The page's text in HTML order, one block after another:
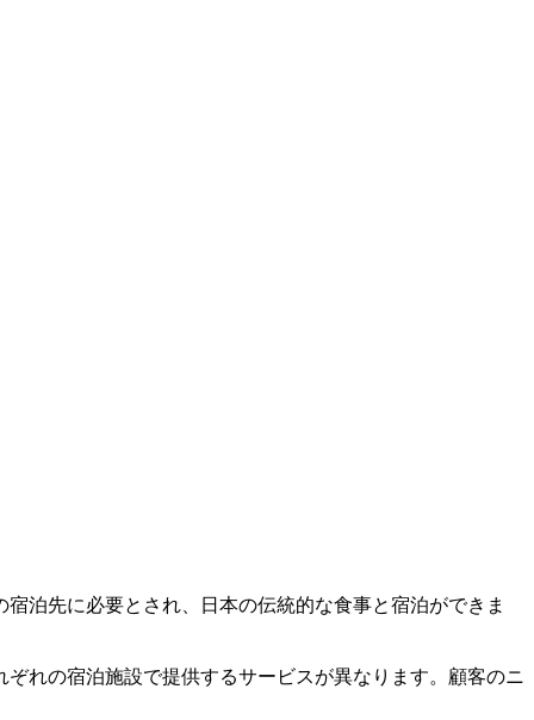
泊先に必要とされ、日本の伝統的な食事と宿泊ができま
れの宿泊施設で提供するサービスが異なります。顧客のニ